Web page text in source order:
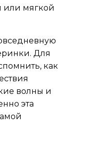
или мягкой
Для
как
волны и
эта